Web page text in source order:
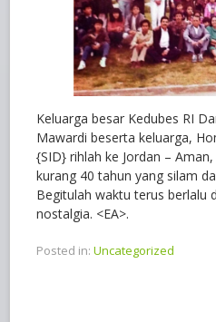
Keluarga besar Kedubes RI
Mawardi beserta keluarga,
{SID} rihlah ke Jordan –
kurang 40 tahun yang silam
Begitulah waktu terus berlalu
nostalgia. <EA>.
Posted in: Uncategorized